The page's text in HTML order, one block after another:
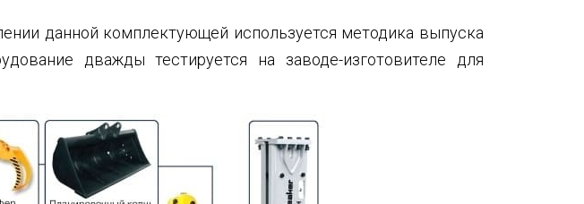
данной комплектующей используется методика выпуска
дважды тестируется на заводе-изготовителе для